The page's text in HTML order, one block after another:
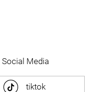
Media
tiktok